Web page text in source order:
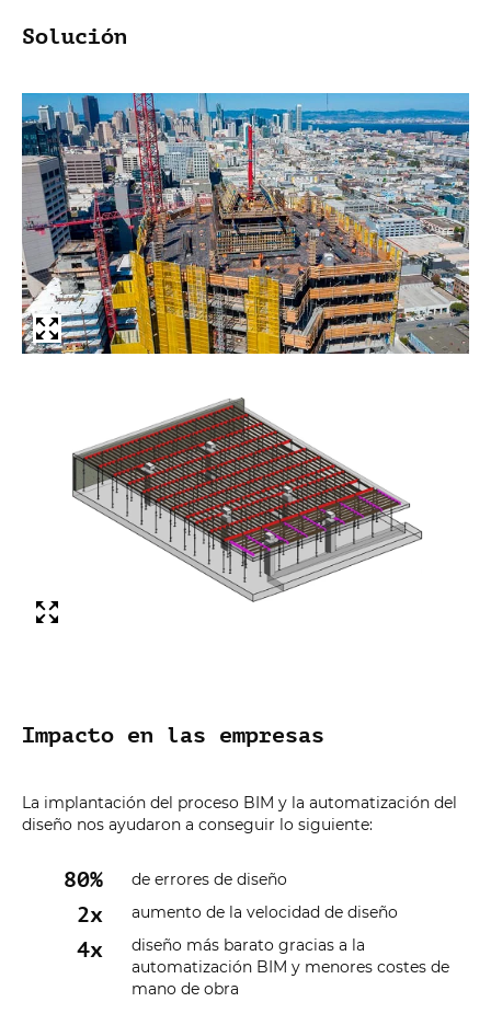
Solución
Impacto en las empresas
La implantación del proceso BIM y la automatización del
diseño nos ayudaron a conseguir lo siguiente:
80%
2x
4x
de errores de diseño
aumento de la velocidad de diseño
diseño más barato gracias a la
automatización BIM y menores costes de
mano de obra